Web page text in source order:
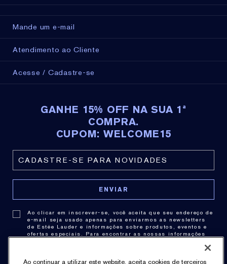
Mande um e-mail
Atendimento ao Cliente
Acesse / Cadastre-se
GANHE 15% OFF NA SUA 1ª
COMPRA.
CUPOM: WELCOME15
Ao clicar em inscrever-se, você aceita que seu endereço de
e-mail seja usado apenas para enviarmos as newsletters
de Estée Lauder e informações sobre produtos, eventos e
ofertas especiais. Para encontrar as nossas informações
práticas de privacidade consulte nossa .Política de
Ao continuar a utilizar este website, aceita cookies de terceiros